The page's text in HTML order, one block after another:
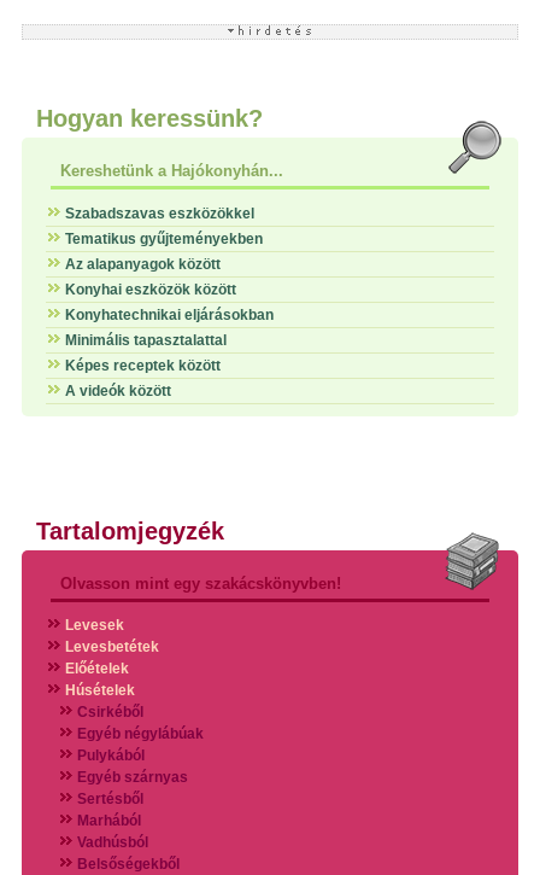
Hogyan keressünk?
Kereshetünk a Hajókonyhán...
Szabadszavas eszközökkel
Tematikus gyűjteményekben
Az alapanyagok között
Konyhai eszközök között
Konyhatechnikai eljárásokban
Minimális tapasztalattal
Képes receptek között
A videók között
Tartalomjegyzék
Olvasson mint egy szakácskönyvben!
Levesek
Levesbetétek
Előételek
Húsételek
Csirkéből
Egyéb négylábúak
Pulykából
Egyéb szárnyas
Sertésből
Marhából
Vadhúsból
Belsőségekből